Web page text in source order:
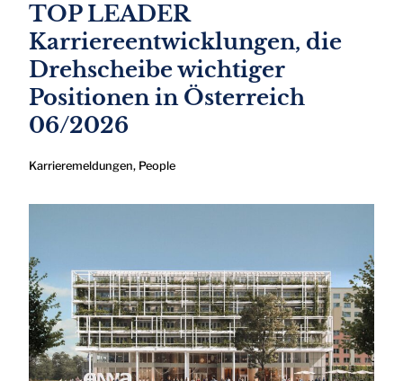
TOP LEADER
Karriereentwicklungen, die
Drehscheibe wichtiger
Positionen in Österreich
06/2026
Karrieremeldungen, People